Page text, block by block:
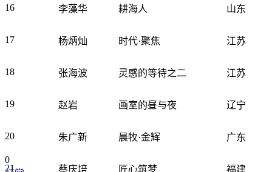
16 李藻华 耕海人 山东
17 杨炳灿 时代·聚焦 江苏
18 张海波 灵感的等待之二 江苏
19 赵岩 画室的昼与夜 辽宁
20 朱广新 晨牧·金辉 广东
21 蔡庆培 匠心筑梦 福建
0